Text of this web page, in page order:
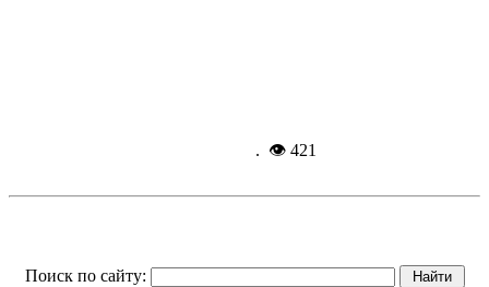
. 👁 421
Поиск по сайту: